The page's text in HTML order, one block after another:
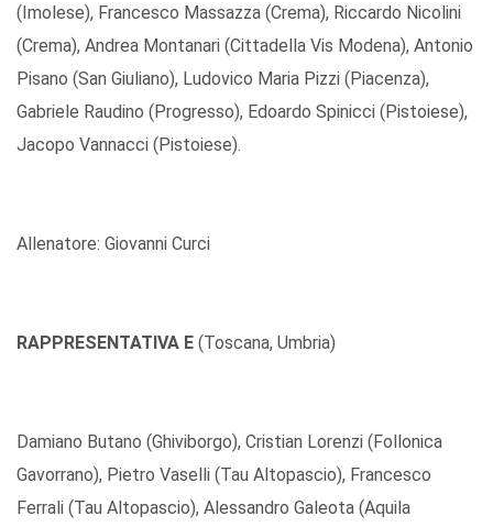
(Imolese), Francesco Massazza (Crema), Riccardo Nicolini
(Crema), Andrea Montanari (Cittadella Vis Modena), Antonio
Pisano (San Giuliano), Ludovico Maria Pizzi (Piacenza),
Gabriele Raudino (Progresso), Edoardo Spinicci (Pistoiese),
Jacopo Vannacci (Pistoiese).
Allenatore: Giovanni Curci
RAPPRESENTATIVA E (Toscana, Umbria)
Damiano Butano (Ghiviborgo), Cristian Lorenzi (Follonica
Gavorrano), Pietro Vaselli (Tau Altopascio), Francesco
Ferrali (Tau Altopascio), Alessandro Galeota (Aquila